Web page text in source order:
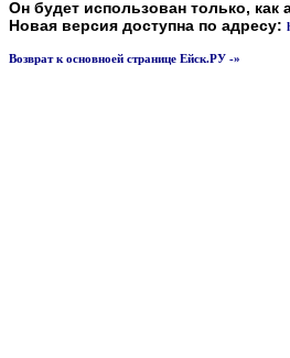
Он будет использован только,
Новая версия доступна по адресу:
Возврат к основноей странице Ейск.РУ -»